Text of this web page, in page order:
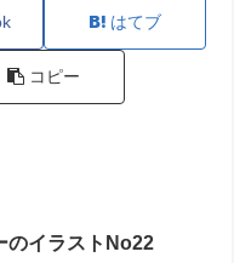
はてブ
コピー
のイラストNo22